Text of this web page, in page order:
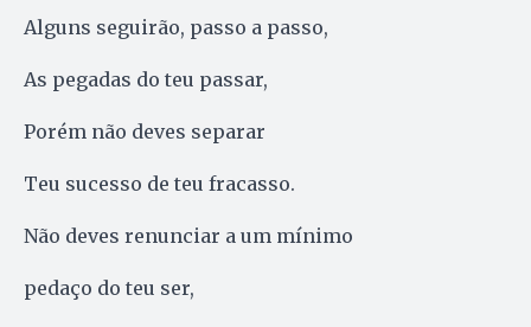
Alguns seguirão, passo a passo,
As pegadas do teu passar,
Porém não deves separar
Teu sucesso de teu fracasso.
Não deves renunciar a um mínimo
pedaço do teu ser,